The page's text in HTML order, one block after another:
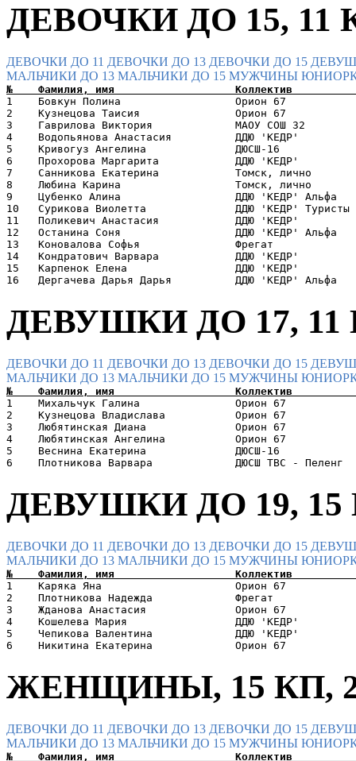
ДЕВОЧКИ ДО 15, 11
ДЕВОЧКИ ДО 11 ДЕВОЧКИ ДО 13 ДЕВОЧКИ ДО 15
МАЛЬЧИКИ ДО 13 МАЛЬЧИКИ ДО 15 МУЖЧИНЫ
1    Бовкун Полина                  Орион 67
2    Кузнецова Таисия               Орион 67
3    Гаврилова Виктория             МАОУ СОШ
4    Водопьянова Анастасия          ДДЮ 'КЕДР'
5    Кривогуз Ангелина              ДЮСШ-16
6    Прохорова Маргарита            ДДЮ 'КЕДР'
7    Санникова Екатерина            Томск,
8    Любина Карина                  Томск,
9    Цубенко Алина                  ДДЮ
10   Сурикова Виолетта              ДДЮ
11   Поликевич Анастасия            ДДЮ
12   Останина Соня                  ДДЮ
13   Коновалова Софья
14   Кондратович Варвара            ДДЮ
15   Карпенок Елена                 ДДЮ
ДЕВУШКИ ДО 17, 11
ДЕВОЧКИ ДО 11 ДЕВОЧКИ ДО 13 ДЕВОЧКИ ДО 15
МАЛЬЧИКИ ДО 13 МАЛЬЧИКИ ДО 15 МУЖЧИНЫ
1    Михальчук Галина               Орион 67
2    Кузнецова Владислава           Орион 67
3    Любятинская Диана              Орион 67
4    Любятинская Ангелина           Орион 67
5    Веснина Екатерина              ДЮСШ-16
ДЕВУШКИ ДО 19, 15
ДЕВОЧКИ ДО 11 ДЕВОЧКИ ДО 13 ДЕВОЧКИ ДО 15
МАЛЬЧИКИ ДО 13 МАЛЬЧИКИ ДО 15 МУЖЧИНЫ
1    Каряка Яна                     Орион 67
2    Плотникова Надежда             Фрегат
3    Жданова Анастасия              Орион 67
4    Кошелева Мария                 ДДЮ
5    Чепикова Валентина
ЖЕНЩИНЫ, 15 КП,
ДЕВОЧКИ ДО 11 ДЕВОЧКИ ДО 13 ДЕВОЧКИ ДО 15
МАЛЬЧИКИ ДО 13 МАЛЬЧИКИ ДО 15 МУЖЧИНЫ